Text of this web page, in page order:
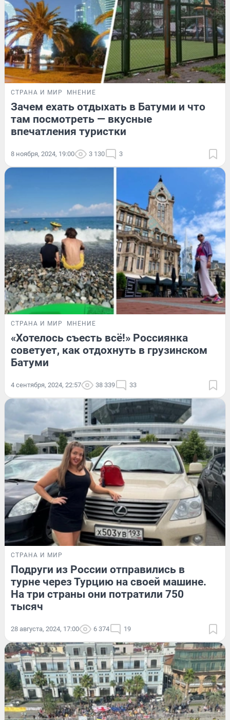
СТРАНА И МИР МНЕНИЕ
Зачем ехать отдыхать в Батуми и что
там посмотреть — вкусные
впечатления туристки
8 ноября, 2024, 19:00 3 130 3
СТРАНА И МИР МНЕНИЕ
«Хотелось съесть всё!» Россиянка
советует, как отдохнуть в грузинском
Батуми
4 сентября, 2024, 22:57 38 339 33
СТРАНА И МИР
Подруги из России отправились в
турне через Турцию на своей машине.
На три страны они потратили 750
тысяч
28 августа, 2024, 17:00 6 374 19